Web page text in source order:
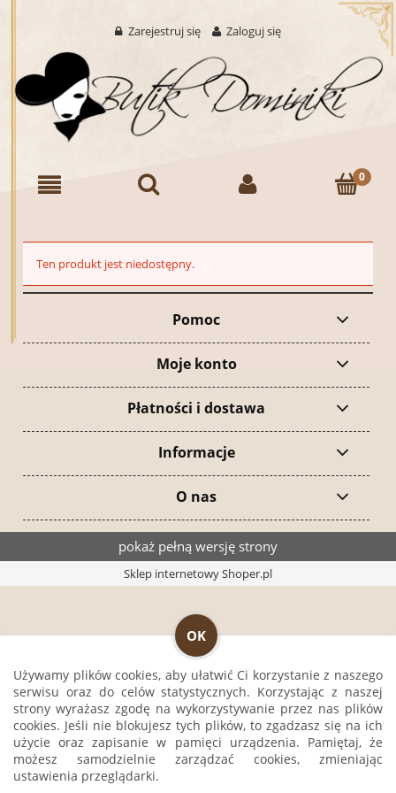
Zarejestruj się Zaloguj się
Ten produkt jest niedostępny.
Pomoc
Moje konto
Płatności i dostawa
Informacje
O nas
pokaż pełną wersję strony
Sklep internetowy Shoper.pl
Używamy plików cookies, aby ułatwić Ci korzystanie z naszego
serwisu oraz do celów statystycznych. Korzystając z naszej
strony wyrażasz zgodę na wykorzystywanie przez nas plików
cookies. Jeśli nie blokujesz tych plików, to zgadzasz się na ich
użycie oraz zapisanie w pamięci urządzenia. Pamiętaj, że
możesz samodzielnie zarządzać cookies, zmieniając
ustawienia przeglądarki.
OK